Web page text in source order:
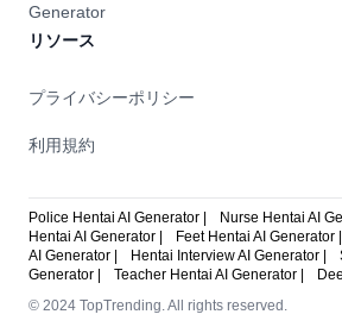
Generator
リソース
プライバシーポリシー
利用規約
Police Hentai AI Generator | Nurse Hentai AI
Hentai AI Generator |
Feet Hentai AI Generator |
AI Generator |
Hentai Interview AI Generator |
Generator |
Teacher Hentai AI Generator |
© 2024 TopTrending. All rights reserved.